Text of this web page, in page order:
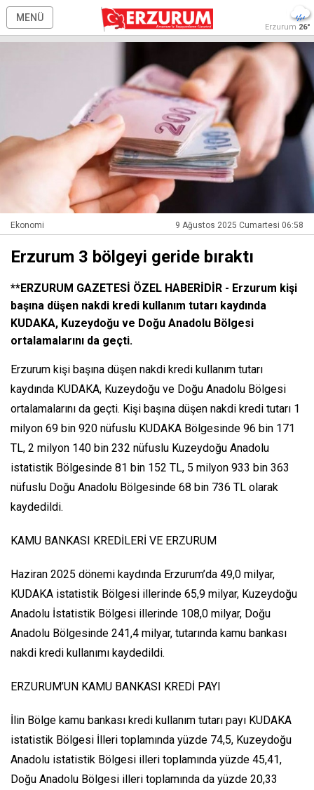
MENÜ
Erzurum 26°
Ekonomi 9 Ağustos 2025 Cumartesi 06:58
Erzurum 3 bölgeyi geride bıraktı
**ERZURUM GAZETESİ ÖZEL HABERİDİR - Erzurum kişi
başına düşen nakdi kredi kullanım tutarı kaydında
KUDAKA, Kuzeydoğu ve Doğu Anadolu Bölgesi
ortalamalarını da geçti.
Erzurum kişi başına düşen nakdi kredi kullanım tutarı
kaydında KUDAKA, Kuzeydoğu ve Doğu Anadolu Bölgesi
ortalamalarını da geçti. Kişi başına düşen nakdi kredi tutarı 1
milyon 69 bin 920 nüfuslu KUDAKA Bölgesinde 96 bin 171
TL, 2 milyon 140 bin 232 nüfuslu Kuzeydoğu Anadolu
istatistik Bölgesinde 81 bin 152 TL, 5 milyon 933 bin 363
nüfuslu Doğu Anadolu Bölgesinde 68 bin 736 TL olarak
kaydedildi.
KAMU BANKASI KREDİLERİ VE ERZURUM
Haziran 2025 dönemi kaydında Erzurum’da 49,0 milyar,
KUDAKA istatistik Bölgesi illerinde 65,9 milyar, Kuzeydoğu
Anadolu İstatistik Bölgesi illerinde 108,0 milyar, Doğu
Anadolu Bölgesinde 241,4 milyar, tutarında kamu bankası
nakdi kredi kullanımı kaydedildi.
ERZURUM’UN KAMU BANKASI KREDİ PAYI
İlin Bölge kamu bankası kredi kullanım tutarı payı KUDAKA
istatistik Bölgesi İlleri toplamında yüzde 74,5, Kuzeydoğu
Anadolu istatistik Bölgesi illeri toplamında yüzde 45,41,
Doğu Anadolu Bölgesi illeri toplamında da yüzde 20,33